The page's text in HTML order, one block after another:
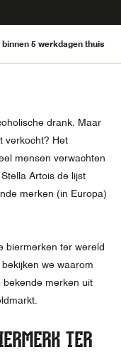
5 werkdagen thuis
drank. Maar
verkocht? Het
mensen verwachten
Artois de lijst
merken (in Europa)
biermerken ter wereld
we waarom
bekende merken uit
TER